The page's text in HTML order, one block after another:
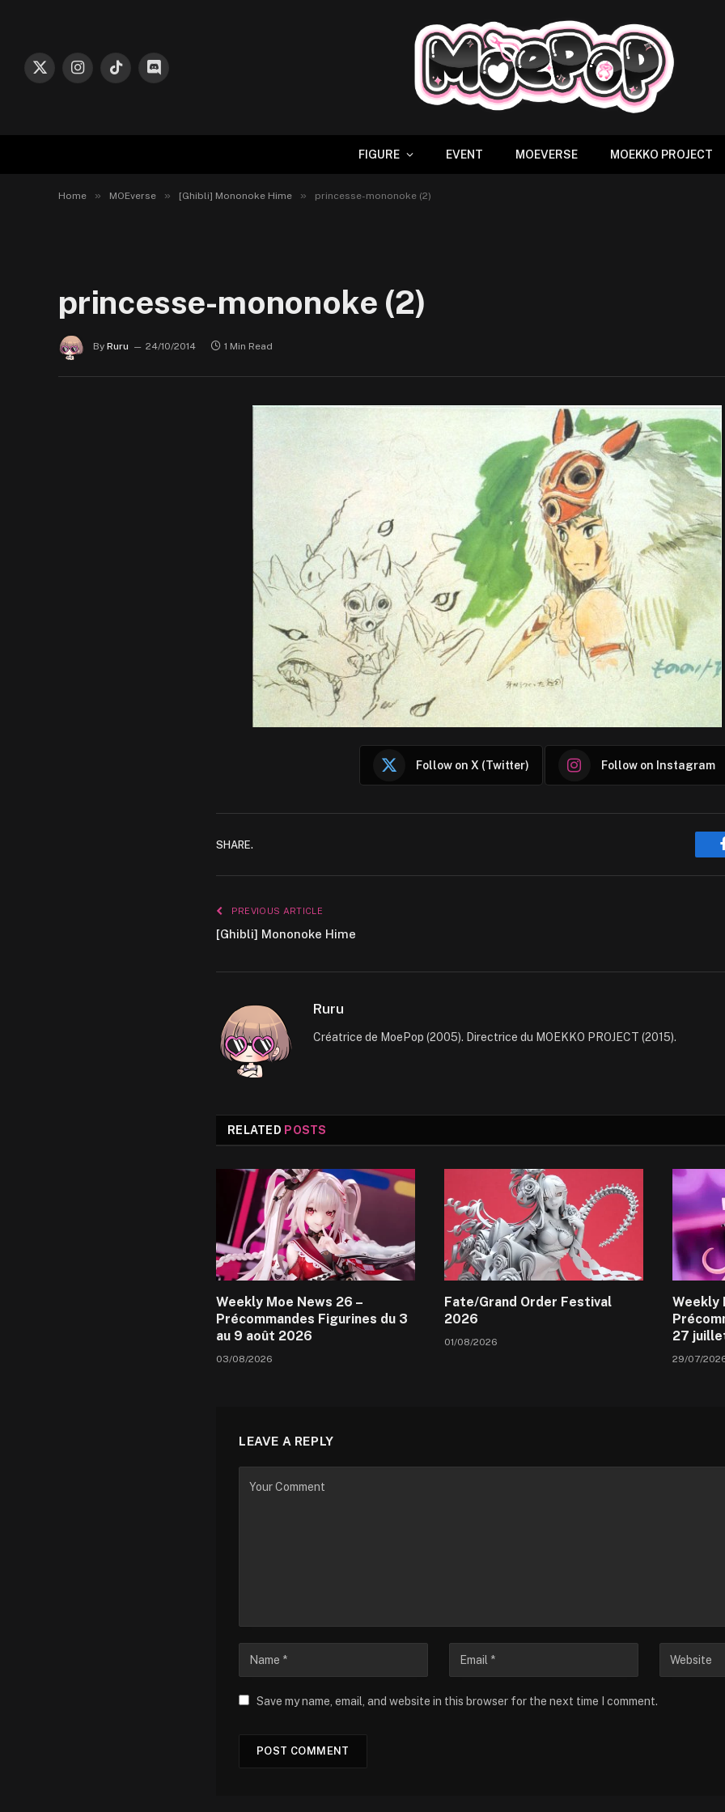
X
InstagramTikTokDiscord
FIGURE EVENT MOEVERSE MOEKKO PROJECT
Home » MOEverse » [Ghibli] Mononoke Hime » princesse-mononoke (2)
princesse-mononoke (2)
By Ruru 24/10/2014 1 Min Read
Follow on X (Twitter) Follow on Instagram
SHARE.
PREVIOUS ARTICLE
[Ghibli] Mononoke Hime
Ruru
Créatrice de MoePop (2005). Directrice du MOEKKO PROJECT (2015).
RELATED POSTS
Weekly Moe News 26 –
Précommandes Figurines du 3
au 9 août 2026
03/08/2026
Fate/Grand Order Festival
2026
01/08/2026
Weekly
27
29/07/
LEAVE A REPLY
Save my name, email, and website in this browser for the next time I comment.